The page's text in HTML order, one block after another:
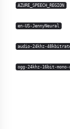
AZURE_SPEECH_REGION
en-US-JennyNeural
audio-24khz-
ogg-24khz-16bit-mono-